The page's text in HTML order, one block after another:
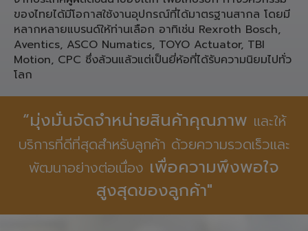
ของไทยได้มีโอกาสใช้งานอุปกรณ์ที่ได้มาตรฐานสากล โดยมี
หลากหลายแบรนด์ให้ท่านเลือก อาทิเช่น Rexroth Bosch,
Aventics, ASCO Numatics, TOYO Actuator, TBI
Motion, CPC ซึ่งล้วนแล้วแต่เป็นยี่ห้อที่ได้รับความนิยมไปทั่ว
โลก
“มุ่งมั่นจัดจำหน่ายสินค้าคุณภาพ และให้
บริการที่ดีที่สุดสำหรับลูกค้า ด้วยความรวดเร็วและ
พัฒนาอย่างต่อเนื่อง เพื่อความพึงพอใจ
สูงสุดของลูกค้า"